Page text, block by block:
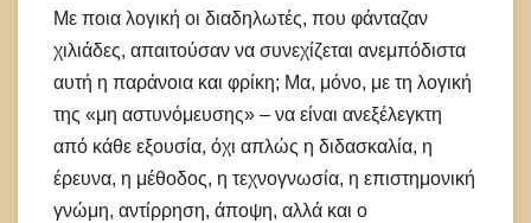
Με ποια λογική οι διαδηλωτές, που φάνταζαν
χιλιάδες, απαιτούσαν να συνεχίζεται ανεμπόδιστα
αυτή η παράνοια και φρίκη; Μα, μόνο, με τη λογική
της «μη αστυνόμευσης» – να είναι ανεξέλεγκτη
από κάθε εξουσία, όχι απλώς η διδασκαλία, η
έρευνα, η μέθοδος, η τεχνογνωσία, η επιστημονική
γνώμη, αντίρρηση, άποψη, αλλά και ο